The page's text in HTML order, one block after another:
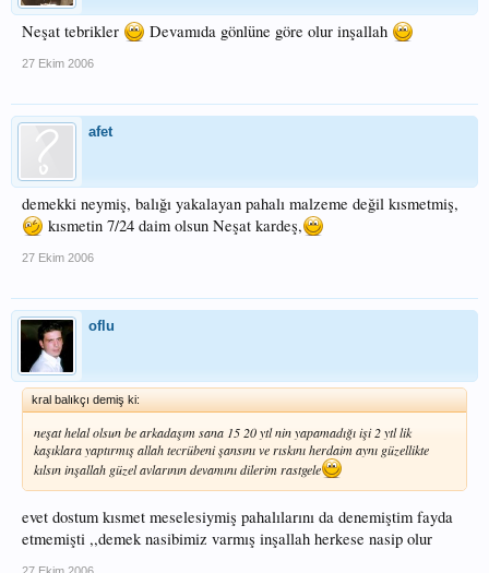
Neşat tebrikler Devamıda gönlüne göre olur inşallah
27 Ekim 2006
afet
demekki neymiş, balığı yakalayan pahalı malzeme değil kısmetmiş,
kısmetin 7/24 daim olsun Neşat kardeş,
27 Ekim 2006
oflu
kral balıkçı demiş ki:
neşat helal olsun be arkadaşım sana 15 20 ytl nin yapamadığı işi 2 ytl lik
kaşıklara yaptırmış allah tecrübeni şansını ve rıskını herdaim aynı güzellikte
kılsın inşallah güzel avlarının devamını dilerim rastgele
evet dostum kısmet meselesiymiş pahalılarını da denemiştim fayda
etmemişti ,,demek nasibimiz varmış inşallah herkese nasip olur